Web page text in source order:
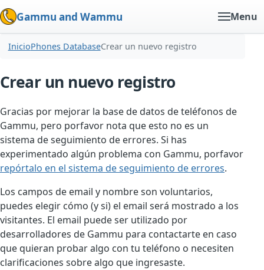
Gammu and Wammu Menu
InicioPhones DatabaseCrear un nuevo registro
Crear un nuevo registro
Gracias por mejorar la base de datos de teléfonos de
Gammu, pero porfavor nota que esto no es un
sistema de seguimiento de errores. Si has
experimentado algún problema con Gammu, porfavor
repórtalo en el sistema de seguimiento de errores.
Los campos de email y nombre son voluntarios,
puedes elegir cómo (y si) el email será mostrado a los
visitantes. El email puede ser utilizado por
desarrolladores de Gammu para contactarte en caso
que quieran probar algo con tu teléfono o necesiten
clarificaciones sobre algo que ingresaste.